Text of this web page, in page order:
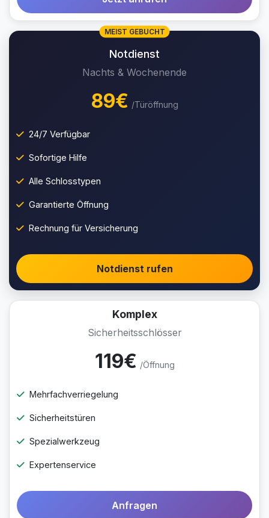
MEIST GEBUCHT
Notdienst
Nachts & Wochenende
89€ /Türöffnung
24/7 Verfügbar
Sofortige Hilfe
Alle Schlosstypen
Garantierte Öffnung
Rechnung für Versicherung
Notdienst rufen
Komplex
Sicherheitsschlösser
119€ /Öffnung
Mehrfachverriegelung
Sicherheitstüren
Spezialwerkzeug
Expertenservice
Anfragen